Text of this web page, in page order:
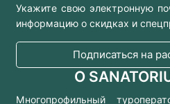
Укажите свою электронную
информацию о скидках и
Подписаться на
О
Многопрофильный